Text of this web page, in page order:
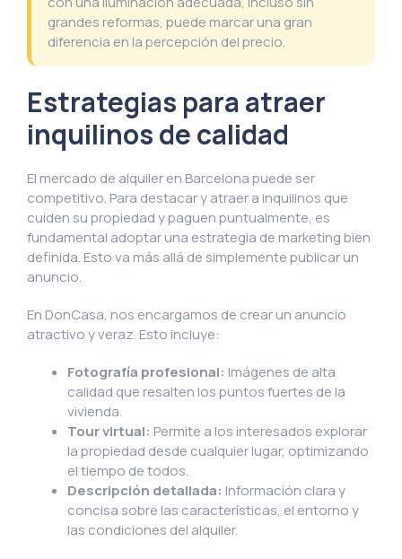
grandes reformas, puede marcar una gran
diferencia en la percepción del precio.
Estrategias para atraer
inquilinos de calidad
El mercado de alquiler en Barcelona puede ser
competitivo. Para destacar y atraer a inquilinos que
cuiden su propiedad y paguen puntualmente, es
fundamental adoptar una estrategia de marketing bien
definida. Esto va más allá de simplemente publicar un
anuncio.
En DonCasa, nos encargamos de crear un anuncio
atractivo y veraz. Esto incluye:
Fotografía profesional: Imágenes de alta
calidad que resalten los puntos fuertes de la
vivienda.
Tour virtual: Permite a los interesados explorar
la propiedad desde cualquier lugar, optimizando
el tiempo de todos.
Descripción detallada: Información clara y
concisa sobre las características, el entorno y
las condiciones del alquiler.